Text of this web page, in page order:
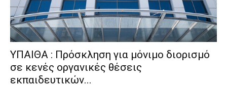
ΥΠΑΙΘΑ : Πρόσκληση για μόνιμο διορισμό
σε κενές οργανικές θέσεις
εκπαιδευτικών...